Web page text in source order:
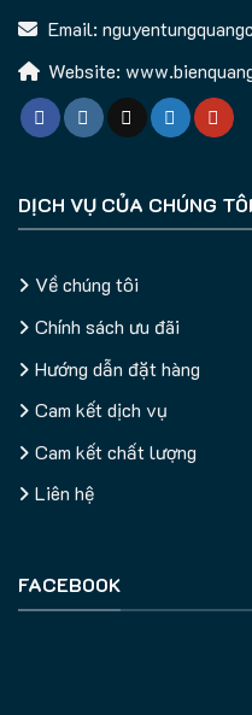
Email:
Website:
DỊCH VỤ CỦA CHÚNG TÔI
Về chúng tôi
Chính sách ưu đãi
Hướng dẫn đặt hàng
Cam kết dịch vụ
Cam kết chất lượng
Liên hệ
FACEBOOK